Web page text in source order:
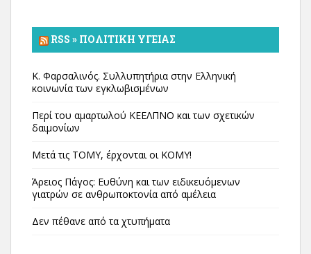
RSS » ΠΟΛΙΤΙΚΉ ΥΓΕΊΑΣ
Κ. Φαρσαλινός. Συλλυπητήρια στην Ελληνική
κοινωνία των εγκλωβισμένων
Περί του αμαρτωλού ΚΕΕΛΠΝΟ και των σχετικών
δαιμονίων
Μετά τις ΤΟΜΥ, έρχονται οι ΚΟΜΥ!
Άρειος Πάγος: Ευθύνη και των ειδικευόμενων
γιατρών σε ανθρωποκτονία από αμέλεια
Δεν πέθανε από τα χτυπήματα